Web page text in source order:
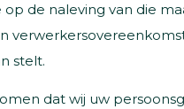
op de naleving van die
stelt.
dat wij uw